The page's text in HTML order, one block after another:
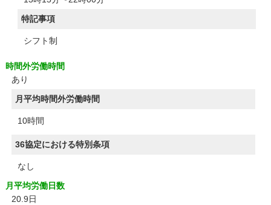
特記事項
シフト制
時間外労働時間
あり
月平均時間外労働時間
10時間
36協定における特別条項
なし
月平均労働日数
20.9日